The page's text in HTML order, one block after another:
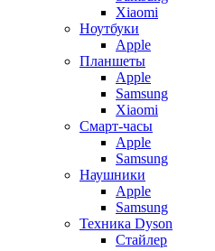
Xiaomi
Ноутбуки
Apple
Планшеты
Apple
Samsung
Xiaomi
Смарт-часы
Apple
Samsung
Наушники
Apple
Samsung
Техника Dyson
Стайлер